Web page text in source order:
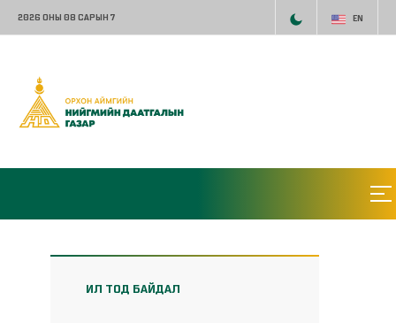
2026 ОНЫ 08 САРЫН 7 EN
ИЛ ТОД БАЙДАЛ